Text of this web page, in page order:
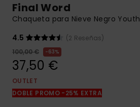
Encuentra
respuestas a
las preguntas
formulario de
contacto.
Final Word
Chaqueta para Nieve Negro Youth
4.5
(2 Reseñas)
100,00 €
63%
37,50 €
OUTLET
DOBLE PROMO -25% EXTRA